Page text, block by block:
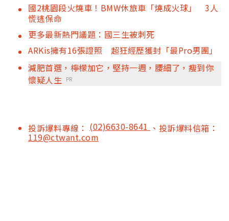
國2桃園段火燒車！BMW休旅車「燒成火球」 3人
慌逃保命
更多最新熱門議題：國三生被刺死
ARKis擁有16張證照 超狂經歷獲封「最Pro男團」
減肥首選，檸檬加它，堅持一週，腰細了，瘦到你
懷疑人生
PR
投訴爆料專線： (02)6630-8641 、投訴爆料信箱：
119@ctwant.com